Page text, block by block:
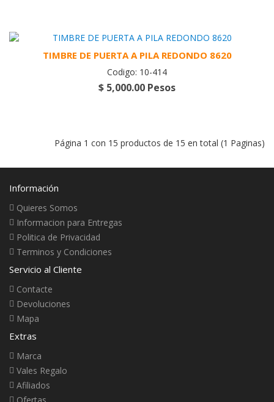
TIMBRE DE PUERTA A PILA REDONDO 8620
Codigo: 10-414
$ 5,000.00 Pesos
Página 1 con 15 productos de 15 en total (1 Paginas)
Información
Quieres Somos
Informacion para Entregas
Politica de Privacidad
Terminos y Condiciones
Servicio al Cliente
Contacte
Devoluciones
Mapa
Extras
Marca
Vales Regalo
Afiliados